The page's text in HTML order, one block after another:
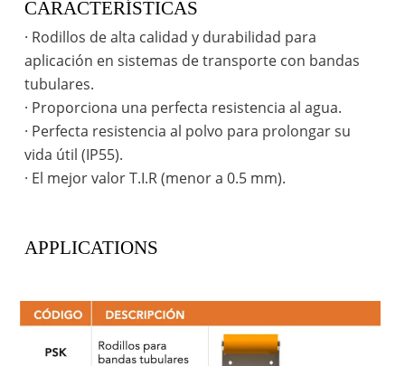
CARACTERÍSTICAS
· Rodillos de alta calidad y durabilidad para
aplicación en sistemas de transporte con bandas
tubulares.
· Proporciona una perfecta resistencia al agua.
· Perfecta resistencia al polvo para prolongar su
vida útil (IP55).
· El mejor valor T.I.R (menor a 0.5 mm).
APPLICATIONS